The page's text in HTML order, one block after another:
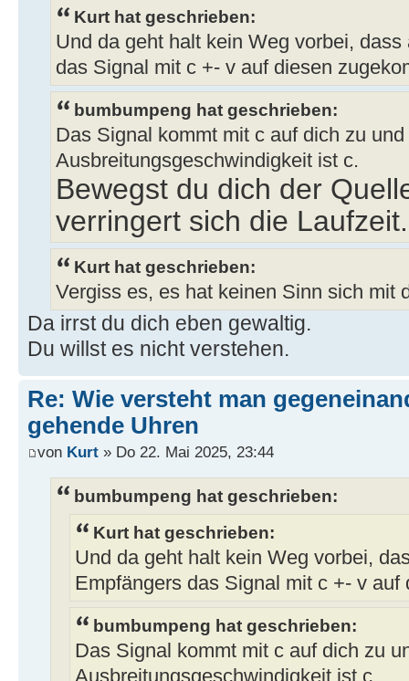
Kurt hat geschrieben:
Und da geht halt kein Weg vorbei,
das Signal mit c +- v auf diesen
bumbumpeng hat geschrieben:
Das Signal kommt mit c auf dich zu
Ausbreitungsgeschwindigkeit ist c.
Bewegst du dich der
verringert sich die Laufzeit.
Kurt hat geschrieben:
Vergiss es, es hat keinen Sinn sich mit
Da irrst du dich eben gewaltig.
Du willst es nicht verstehen.
Re: Wie versteht man
gehende Uhren
von Kurt » Do 22. Mai 2025, 23:44
bumbumpeng hat geschrieben:
Kurt hat geschrieben:
Und da geht halt kein Weg vorbei,
Empfängers das Signal mit c +- v auf
bumbumpeng hat geschrieben:
Das Signal kommt mit c auf dich zu
Ausbreitungsgeschwindigkeit ist c.